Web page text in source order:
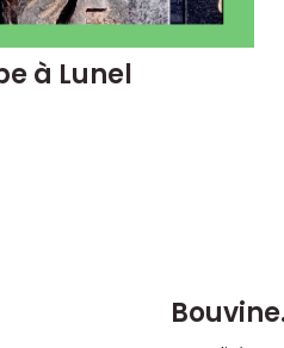
à Lunel